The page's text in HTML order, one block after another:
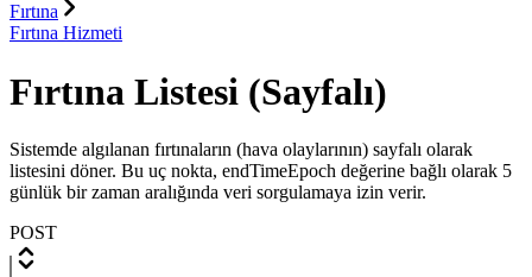
Fırtına
Fırtına Hizmeti
Fırtına Listesi (Sayfalı)
Sistemde algılanan fırtınaların (hava olaylarının) sayfalı olarak
listesini döner. Bu uç nokta, endTimeEpoch değerine bağlı olarak 5
günlük bir zaman aralığında veri sorgulamaya izin verir.
POST